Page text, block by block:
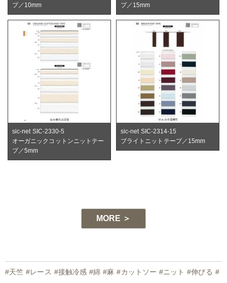
プ／10mm
プ／15mm
sic-net SIC-2330-5
オーガニックコットンニットテー
プ／5mm
sic-net SIC-2314-15
ブライトニットテープ／15mm
MORE ＞
#天竺 #レース #接触冷感 #綿 #麻 #カットソー #ニット #伸びる #